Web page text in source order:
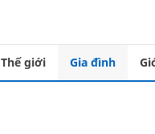
Thế giới Gia đình